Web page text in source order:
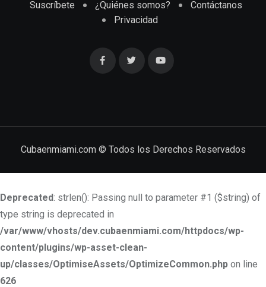
Suscríbete ¿Quiénes somos?
Contáctanos
Privacidad
Cubaenmiami.com © Todos los Derechos Reservados
Deprecated: strlen(): Passing null to parameter #1 ($string) of
type string is deprecated in
/var/www/vhosts/dev.cubaenmiami.com/httpdocs/wp-
content/plugins/wp-asset-clean-
up/classes/OptimiseAssets/OptimizeCommon.php on line
626